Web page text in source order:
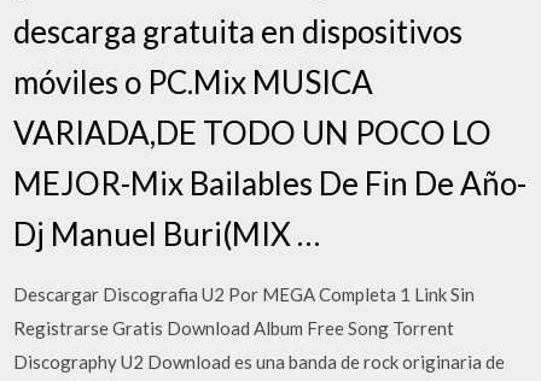
descarga gratuita en dispositivos
móviles o PC.Mix MUSICA
VARIADA,DE TODO UN POCO LO
MEJOR-Mix Bailables De Fin De Año-
Dj Manuel Buri(MIX …
Descargar Discografia U2 Por MEGA Completa 1 Link Sin
Registrarse Gratis Download Album Free Song Torrent
Discography U2 Download es una banda de rock originaria de